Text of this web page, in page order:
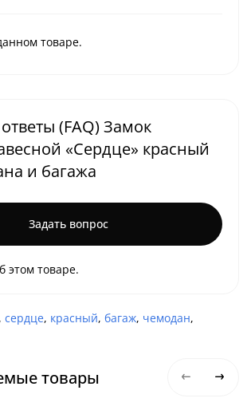
товаре.
(FAQ) Замок
«Сердце» красный
и багажа
Задать вопрос
этом товаре.
, сердце, красный, багаж, чемодан,
товары